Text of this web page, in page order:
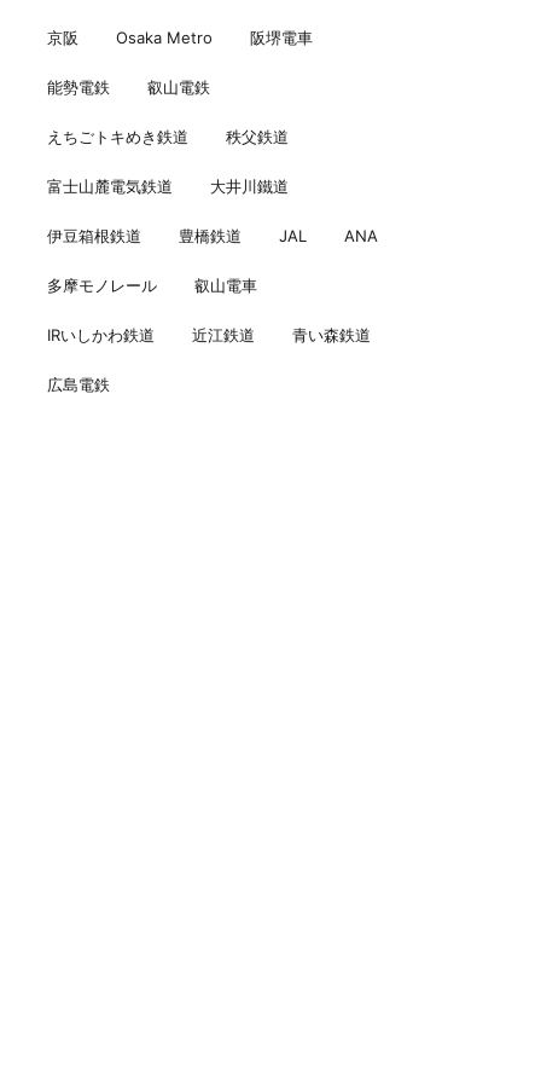
京阪 Osaka Metro 阪堺電車
能勢電鉄 叡山電鉄
えちごトキめき鉄道 秩父鉄道
富士山麓電気鉄道 大井川鐵道
伊豆箱根鉄道 豊橋鉄道 JAL ANA
多摩モノレール 叡山電車
IRいしかわ鉄道 近江鉄道 青い森鉄道
広島電鉄